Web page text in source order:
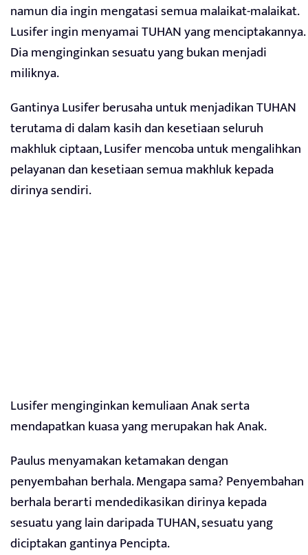
namun dia ingin mengatasi semua malaikat-malaikat.
Lusifer ingin menyamai TUHAN yang menciptakannya.
Dia menginginkan sesuatu yang bukan menjadi
miliknya.
Gantinya Lusifer berusaha untuk menjadikan TUHAN
terutama di dalam kasih dan kesetiaan seluruh
makhluk ciptaan, Lusifer mencoba untuk mengalihkan
pelayanan dan kesetiaan semua makhluk kepada
dirinya sendiri.
Lusifer menginginkan kemuliaan Anak serta
mendapatkan kuasa yang merupakan hak Anak.
Paulus menyamakan ketamakan dengan
penyembahan berhala. Mengapa sama? Penyembahan
berhala berarti mendedikasikan dirinya kepada
sesuatu yang lain daripada TUHAN, sesuatu yang
diciptakan gantinya Pencipta.